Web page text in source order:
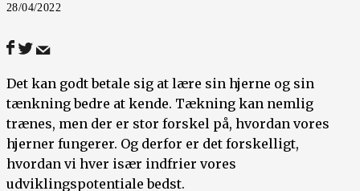
28/04/2022
Det kan godt betale sig at lære sin hjerne og sin
tænkning bedre at kende. Tækning kan nemlig
trænes, men der er stor forskel på, hvordan vores
hjerner fungerer. Og derfor er det forskelligt,
hvordan vi hver især indfrier vores
udviklingspotentiale bedst.